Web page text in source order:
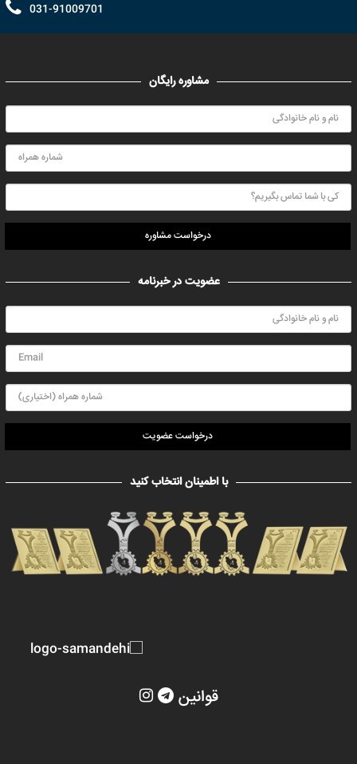
031-91009701
مشاوره رایگان
درخواست مشاوره
عضویت در خبرنامه
درخواست عضویت
با اطمینان انتخاب کنید
قوانین